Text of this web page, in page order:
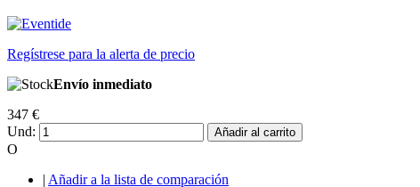
Regístrese para la alerta de precio
Envío inmediato
347 €
Und:
Añadir al carrito
O
| Añadir a la lista de comparación